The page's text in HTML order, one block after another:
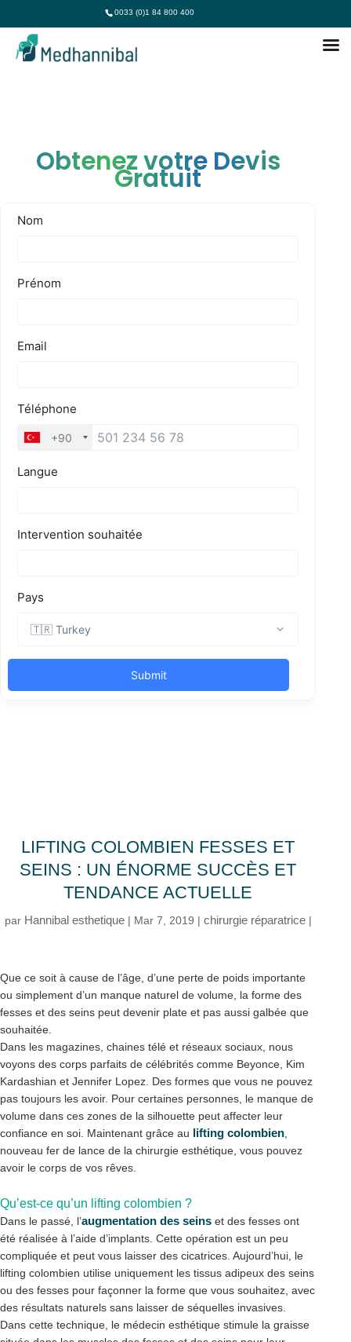
0033 (0)1 84 800 400
Obtenez votre Devis
Gratuit
LIFTING COLOMBIEN FESSES ET
SEINS : UN ÉNORME SUCCÈS ET
TENDANCE ACTUELLE
par Hannibal esthetique| Mar 7, 2019 | chirurgie réparatrice|
Que ce soit à cause de l’âge, d’une perte de poids importante
ou simplement d’un manque naturel de volume, la forme des
fesses et des seins peut devenir plate et pas aussi galbée que
souhaitée.
Dans les magazines, chaines télé et réseaux sociaux, nous
voyons des corps parfaits de célébrités comme Beyonce, Kim
Kardashian et Jennifer Lopez. Des formes que vous ne pouvez
pas toujours les avoir. Pour certaines personnes, le manque de
volume dans ces zones de la silhouette peut affecter leur
confiance en soi. Maintenant grâce au lifting colombien
nouveau fer de lance de la chirurgie esthétique, vous pouvez
avoir le corps de vos rêves.
Qu’est-ce qu’un lifting colombien ?
Dans le passé, l’augmentation des seins et des fesses ont
été réalisée à l’aide d’implants. Cette opération est un peu
compliquée et peut vous laisser des cicatrices. Aujourd’hui, le
lifting colombien utilise uniquement les tissus adipeux des seins
ou des fesses pour façonner la forme que vous souhaitez, avec
des résultats naturels sans laisser de séquelles invasives.
Dans cette technique, le médecin esthétique stimule la graisse